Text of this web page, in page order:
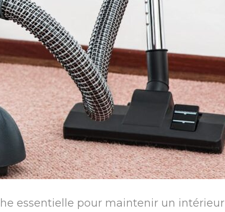
essentielle pour maintenir un intérieur